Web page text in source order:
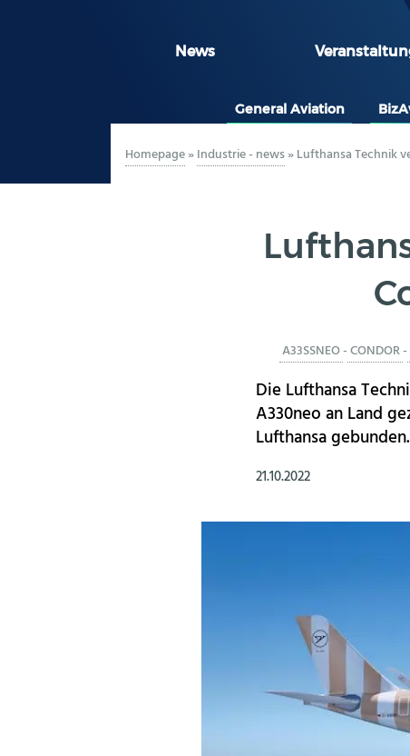
News
General Aviation
Homepage»Industrie - news»Lufthansa Technik
A33SSNEO -CONDOR-
Die Lufthansa
A330neo an Land
Lufthansa gebunden.
21.10.2022